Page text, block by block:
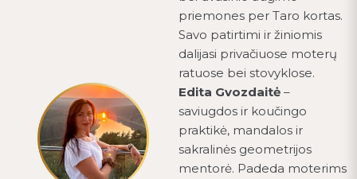
priemones per Taro kortas.
Savo patirtimi ir žiniomis
dalijasi privačiuose moterų
ratuose bei stovyklose.
Edita Gvozdaitė –
saviugdos ir koučingo
praktikė, mandalos ir
sakralinės geometrijos
mentorė. Padeda moterims